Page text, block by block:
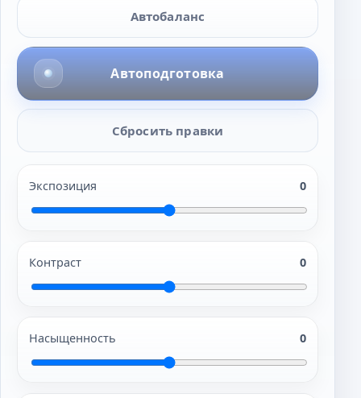
Автобаланс
Автоподготовка
Сбросить правки
Экспозиция 0
Контраст 0
Насыщенность 0